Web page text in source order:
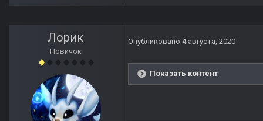
Лорик
Новичок
Опубликовано 4 августа, 2020
Показать контент